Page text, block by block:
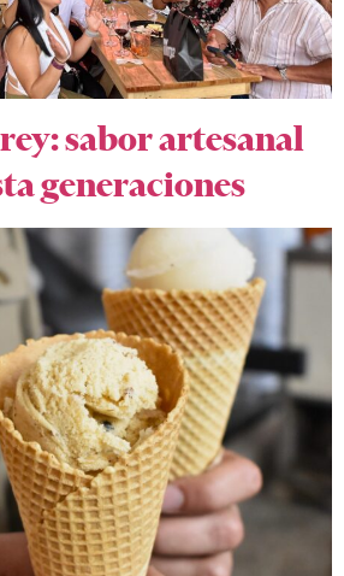
sabor artesanal
generaciones